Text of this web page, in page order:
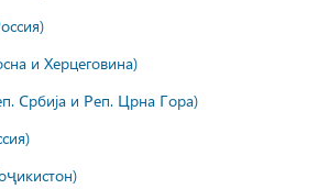
и Херцеговина)
Србија и Реп. Црна Гора)